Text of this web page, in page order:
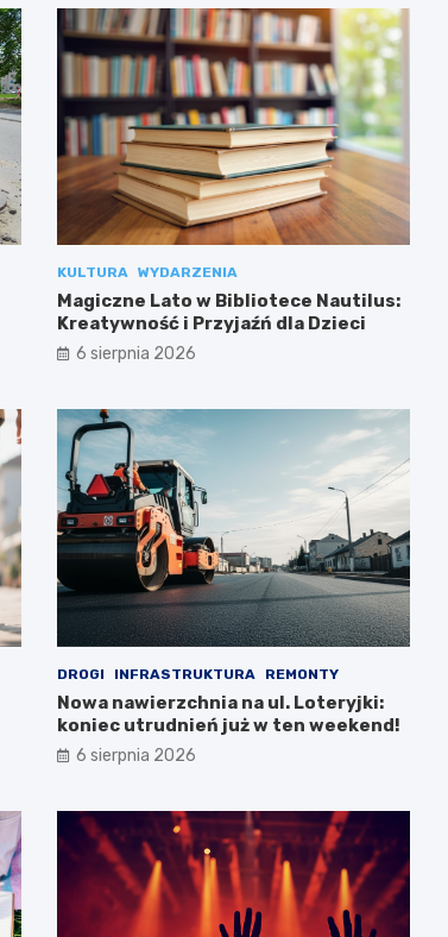
KULTURA WYDARZENIA
Magiczne Lato w Bibliotece Nautilus:
Kreatywność i Przyjaźń dla Dzieci
6 sierpnia 2026
DROGI INFRASTRUKTURA REMONTY
Nowa nawierzchnia na ul. Loteryjki:
koniec utrudnień już w ten weekend!
6 sierpnia 2026